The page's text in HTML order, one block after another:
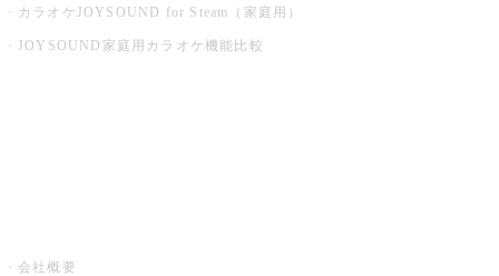
カラオケJOYSOUND for Steam（家庭用）
JOYSOUND家庭用カラオケ機能比較
会社概要